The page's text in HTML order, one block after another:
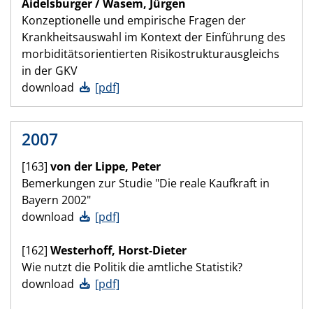
Aidelsburger / Wasem, Jürgen
Konzeptionelle und empirische Fragen der
Krankheitsauswahl im Kontext der Einführung des
morbiditätsorientierten Risikostrukturausgleichs
in der GKV
download
[pdf]
2007
[163] von der Lippe, Peter
Bemerkungen zur Studie "Die reale Kaufkraft in
Bayern 2002"
download
[pdf]
[162] Westerhoff, Horst-Dieter
Wie nutzt die Politik die amtliche Statistik?
download
[pdf]